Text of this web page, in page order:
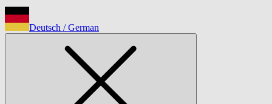
Deutsch / German